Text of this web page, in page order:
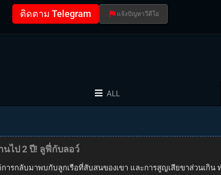
ติดตาม Telegram แจ้งปัญหาวีดีโอ
ALL
นไป 2 ปี! ลูฟี่กับลอว์
รกลับมาพบกับลูกเรือที่สับสนของเขา และการสูญเสียขาส่วนเกิน